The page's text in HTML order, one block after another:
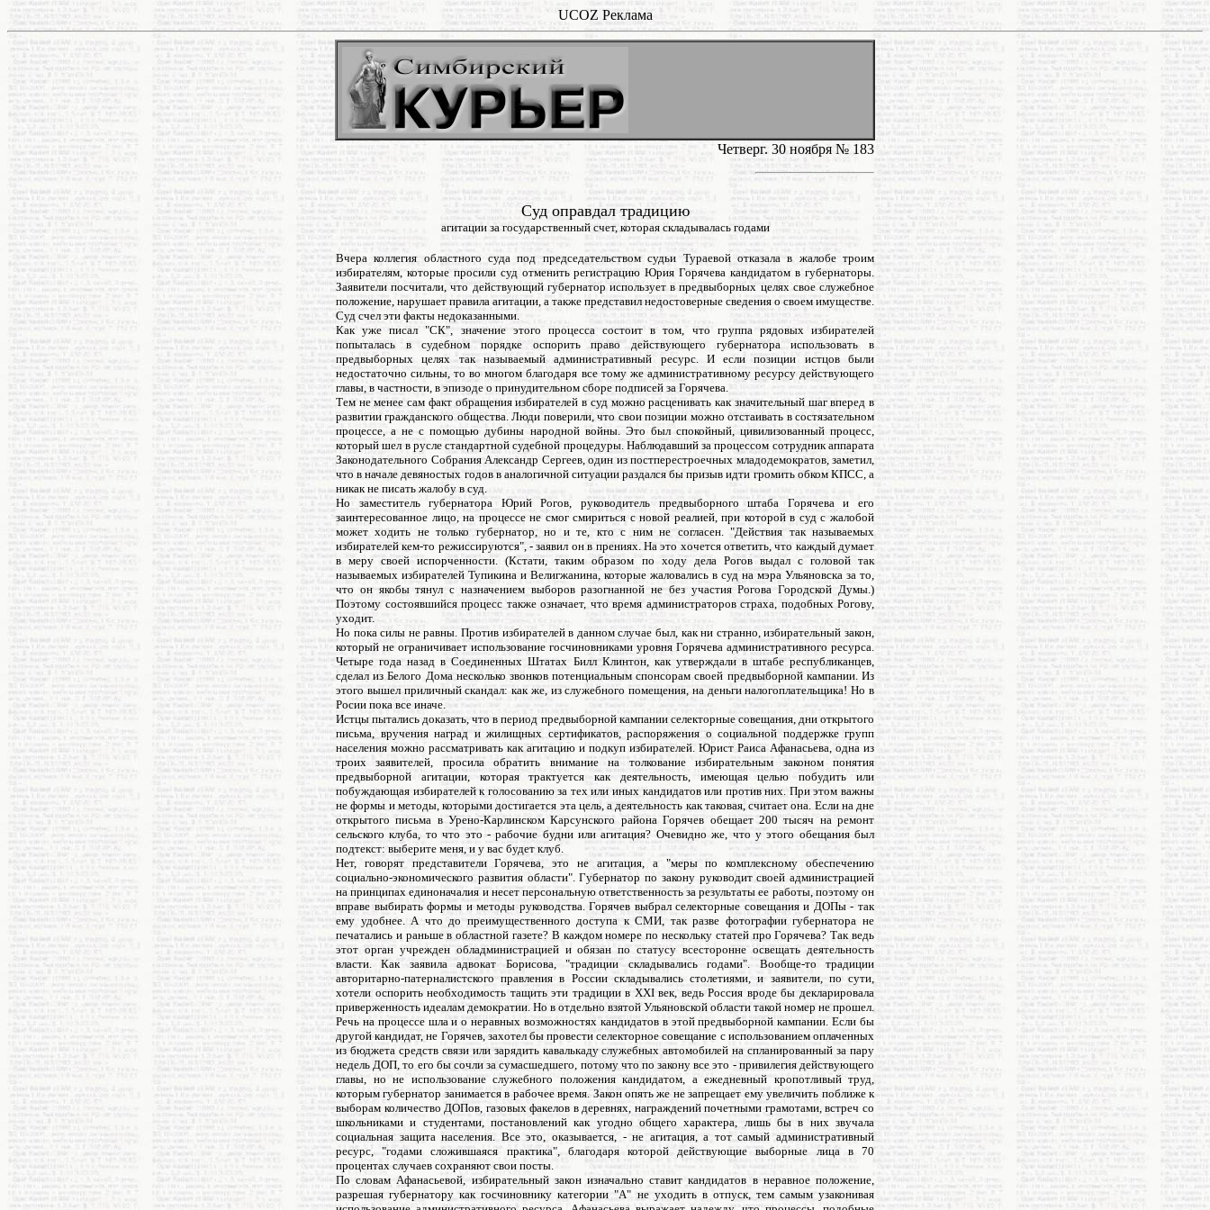
UCOZ Реклама
Четверг. 30 ноября № 183
Суд оправдал традицию
агитации за государственный счет, которая складывалась годами
Вчера коллегия областного суда под председательством судьи Тураевой отказала в жалобе троим
избирателям, которые просили суд отменить регистрацию Юрия Горячева кандидатом в губернаторы.
Заявители посчитали, что действующий губернатор использует в предвыборных целях свое служебное
положение, нарушает правила агитации, а также представил недостоверные сведения о своем имуществе.
Суд счел эти факты недоказанными.
Как уже писал "СК", значение этого процесса состоит в том, что группа рядовых избирателей
попыталась в судебном порядке оспорить право действующего губернатора использовать в
предвыборных целях так называемый административный ресурс. И если позиции истцов были
недостаточно сильны, то во многом благодаря все тому же административному ресурсу действующего
главы, в частности, в эпизоде о принудительном сборе подписей за Горячева.
Тем не менее сам факт обращения избирателей в суд можно расценивать как значительный шаг вперед в
развитии гражданского общества. Люди поверили, что свои позиции можно отстаивать в состязательном
процессе, а не с помощью дубины народной войны. Это был спокойный, цивилизованный процесс,
который шел в русле стандартной судебной процедуры. Наблюдавший за процессом сотрудник аппарата
Законодательного Собрания Александр Сергеев, один из постперестроечных младодемократов, заметил,
что в начале девяностых годов в аналогичной ситуации раздался бы призыв идти громить обком КПСС, а
никак не писать жалобу в суд.
Но заместитель губернатора Юрий Рогов, руководитель предвыборного штаба Горячева и его
заинтересованное лицо, на процессе не смог смириться с новой реалией, при которой в суд с жалобой
может ходить не только губернатор, но и те, кто с ним не согласен. "Действия так называемых
избирателей кем-то режиссируются", - заявил он в прениях. На это хочется ответить, что каждый думает
в меру своей испорченности. (Кстати, таким образом по ходу дела Рогов выдал с головой так
называемых избирателей Тупикина и Велигжанина, которые жаловались в суд на мэра Ульяновска за то,
что он якобы тянул с назначением выборов разогнанной не без участия Рогова Городской Думы.)
Поэтому состоявшийся процесс также означает, что время администраторов страха, подобных Рогову,
уходит.
Но пока силы не равны. Против избирателей в данном случае был, как ни странно, избирательный закон,
который не ограничивает использование госчиновниками уровня Горячева административного ресурса.
Четыре года назад в Соединенных Штатах Билл Клинтон, как утверждали в штабе республиканцев,
сделал из Белого Дома несколько звонков потенциальным спонсорам своей предвыборной кампании. Из
этого вышел приличный скандал: как же, из служебного помещения, на деньги налогоплательщика! Но в
Росии пока все иначе.
Истцы пытались доказать, что в период предвыборной кампании селекторные совещания, дни открытого
письма, вручения наград и жилищных сертификатов, распоряжения о социальной поддержке групп
населения можно рассматривать как агитацию и подкуп избирателей. Юрист Раиса Афанасьева, одна из
троих заявителей, просила обратить внимание на толкование избирательным законом понятия
предвыборной агитации, которая трактуется как деятельность, имеющая целью побудить или
побуждающая избирателей к голосованию за тех или иных кандидатов или против них. При этом важны
не формы и методы, которыми достигается эта цель, а деятельность как таковая, считает она. Если на дне
открытого письма в Урено-Карлинском Карсунского района Горячев обещает 200 тысяч на ремонт
сельского клуба, то что это - рабочие будни или агитация? Очевидно же, что у этого обещания был
подтекст: выберите меня, и у вас будет клуб.
Нет, говорят представители Горячева, это не агитация, а "меры по комплексному обеспечению
социально-экономического развития области". Губернатор по закону руководит своей администрацией
на принципах единоначалия и несет персональную ответственность за результаты ее работы, поэтому он
вправе выбирать формы и методы руководства. Горячев выбрал селекторные совещания и ДОПы - так
ему удобнее. А что до преимущественного доступа к СМИ, так разве фотографии губернатора не
печатались и раньше в областной газете? В каждом номере по нескольку статей про Горячева? Так ведь
этот орган учрежден обладминистрацией и обязан по статусу всесторонне освещать деятельность
власти. Как заявила адвокат Борисова, "традиции складывались годами". Вообще-то традиции
авторитарно-патерналистского правления в России складывались столетиями, и заявители, по сути,
хотели оспорить необходимость тащить эти традиции в XXI век, ведь Россия вроде бы декларировала
приверженность идеалам демократии. Но в отдельно взятой Ульяновской области такой номер не прошел.
Речь на процессе шла и о неравных возможностях кандидатов в этой предвыборной кампании. Если бы
другой кандидат, не Горячев, захотел бы провести селекторное совещание с использованием оплаченных
из бюджета средств связи или зарядить кавалькаду служебных автомобилей на спланированный за пару
недель ДОП, то его бы сочли за сумасшедшего, потому что по закону все это - привилегия действующего
главы, но не использование служебного положения кандидатом, а ежедневный кропотливый труд,
которым губернатор занимается в рабочее время. Закон опять же не запрещает ему увеличить поближе к
выборам количество ДОПов, газовых факелов в деревнях, награждений почетными грамотами, встреч со
школьниками и студентами, постановлений как угодно общего характера, лишь бы в них звучала
социальная защита населения. Все это, оказывается, - не агитация, а тот самый административный
ресурс, "годами сложившаяся практика", благодаря которой действующие выборные лица в 70
процентах случаев сохраняют свои посты.
По словам Афанасьевой, избирательный закон изначально ставит кандидатов в неравное положение,
разрешая губернатору как госчиновнику категории "А" не уходить в отпуск, тем самым узаконивая